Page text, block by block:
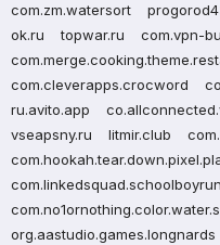
com.zm.watersort
ok.ru
topwar.ru
com.vpn-
com.cleverapps.crocword
ru.avito.app
vseapsny.ru
litmir.club
org.aastudio.games.longnards